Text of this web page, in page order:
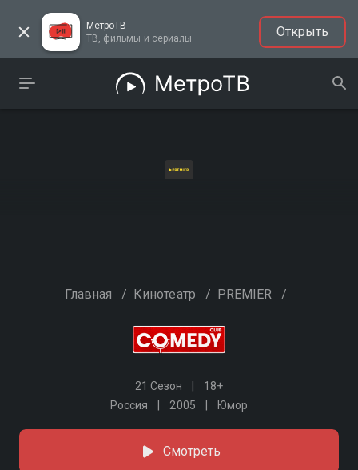
МетроТВ
ТВ, фильмы и сериалы
Открыть
Главная / Кинотеатр / PREMIER /
21 Сезон
18+
Россия
2005 Юмор
Смотреть